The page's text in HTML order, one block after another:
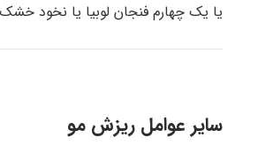
یا یک چهارم فنجان لوبیا یا نخود
سایر عوامل ریزش مو